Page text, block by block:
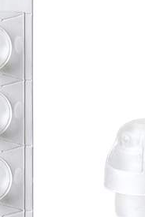
hoortoestel van Signia.